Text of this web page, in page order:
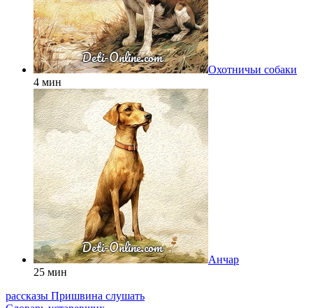
Охотничьи собаки
4 мин
Анчар
25 мин
рассказы Пришвина слушать